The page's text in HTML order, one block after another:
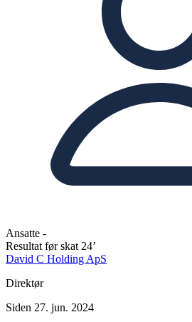
Ansatte -
Resultat før skat 24’
David C Holding ApS
Direktør
Siden 27. jun. 2024